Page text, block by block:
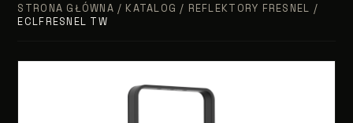
STRONA GŁÓWNA / KATALOG / REFLEKTORY FRESNEL /
ECLFRESNEL TW